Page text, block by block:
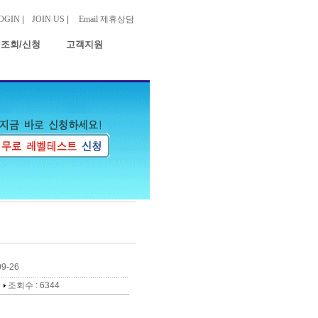
JOIN US Email 제휴상담
회/신청 고객지원
26
조회수 : 6344